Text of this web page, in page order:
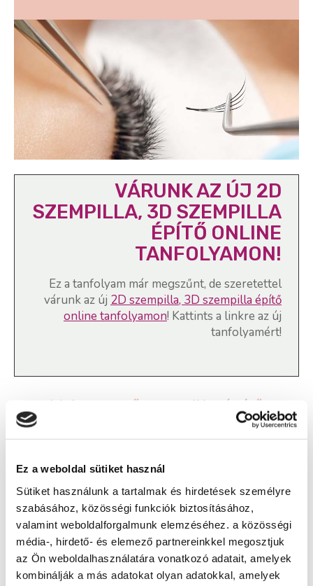
Ez a weboldal sütiket használ
Sütiket használunk a tartalmak és hirdetések személyre
szabásához, közösségi funkciók biztosításához,
valamint weboldalforgalmunk elemzéséhez. a közösségi
média-, hirdető- és elemező partnereinkkel megosztjuk
az Ön weboldalhasználatára vonatkozó adatait, amelyek
kombinálják a más adatokat olyan adatokkal, amelyek
VÁRUNK AZ ÚJ 2D
SZEMPILLA, 3D SZEMPILLA
ÉPÍTŐ ONLINE
TANFOLYAMON!
Ez a tanfolyam már megszűnt, de szeretettel
várunk az új 2D szempilla, 3D szempilla építő
online tanfolyamon! Kattints a linkre az új
tanfolyamért!
Volume műszempilla építő
tanfolyam - Kaposvár
40 000 Ft
Képzés típusa:
Továbbképzés
Szükséges iskolai végzettség: